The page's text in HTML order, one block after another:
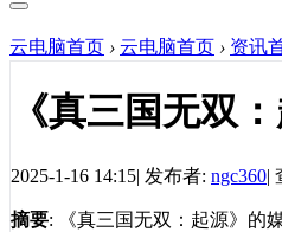
云电脑首页 › 云电脑首页 › 资讯
《真三国无双
2025-1-16 14:15| 发布者: ngc360|
摘要: 《真三国无双：起源》的